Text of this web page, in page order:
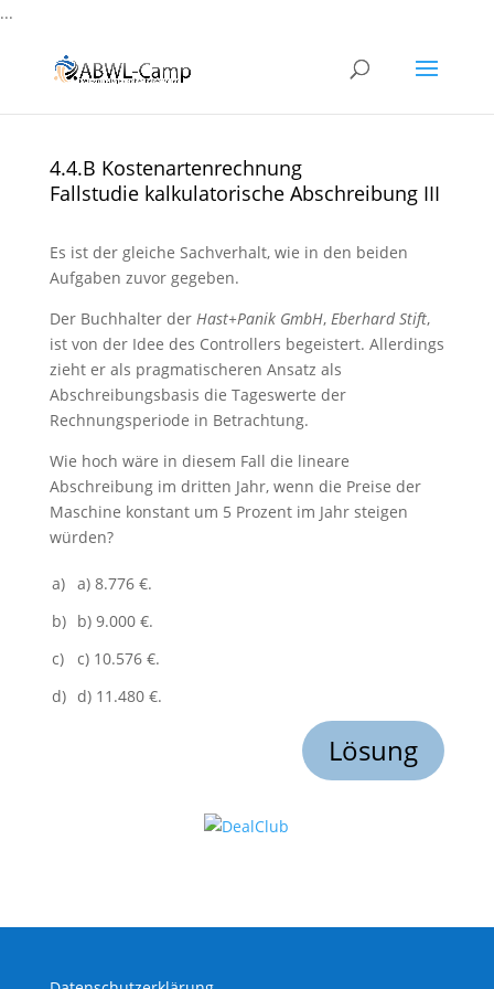
...
4.4.B Kostenartenrechnung
Fallstudie kalkulatorische Abschreibung III
Es ist der gleiche Sachverhalt, wie in den beiden
Aufgaben zuvor gegeben.
Der Buchhalter der Hast+Panik GmbH, Eberhard Stift,
ist von der Idee des Controllers begeistert. Allerdings
zieht er als pragmatischeren Ansatz als
Abschreibungsbasis die Tageswerte der
Rechnungsperiode in Betrachtung.
Wie hoch wäre in diesem Fall die lineare
Abschreibung im dritten Jahr, wenn die Preise der
Maschine konstant um 5 Prozent im Jahr steigen
würden?
a) a) 8.776 €.
b) b) 9.000 €.
c)
c) 10.576 €.
d) d) 11.480 €.
Lösung